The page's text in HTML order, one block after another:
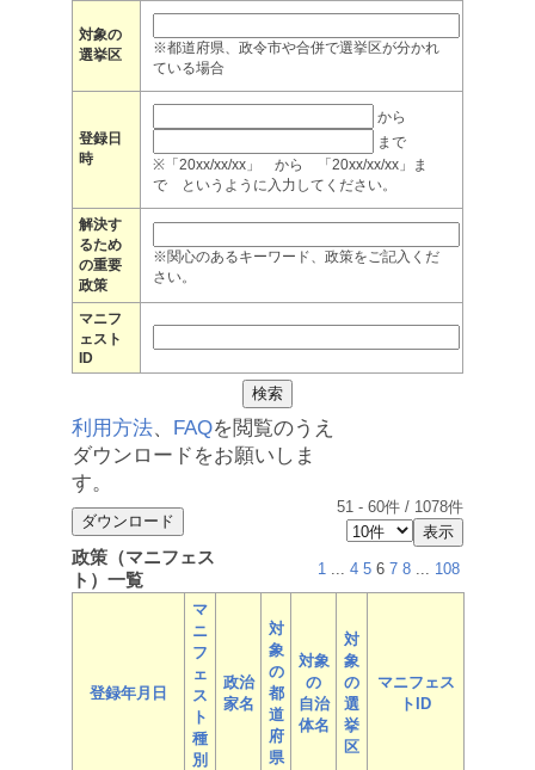
対象の
選挙区
※都道府県、政令市や合併で選挙区が分かれ
ている場合
登録日
時
から
まで
※「20xx/xx/xx」 から 「20xx/xx/xx」ま
で というように入力してください。
解決す
るため
の重要
政策
※関心のあるキーワード、政策をご記入くだ
さい。
マニフ
ェスト
ID
利用方法、 FAQを閲覧のうえ
ダウンロードをお願いしま
す。
51 - 60件 / 1078件
政策（マニフェス
ト）一覧
1 ... 4 5 6 7 8 ... 108
登録年月日
マ
ニ
フ
ェ
ス
ト
種
別
政治
家名
対
象
の
都
道
府
県
対象
の
自治
体名
対
象
の
選
挙
区
マニフェス
トID